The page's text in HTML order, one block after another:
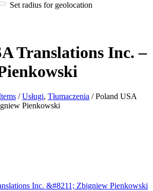
Set radius for geolocation
Translations Inc. –
/ Usługi, Tłumaczenia / Poland USA
Pienkowski
Inc. &#8211; Zbigniew Pienkowski